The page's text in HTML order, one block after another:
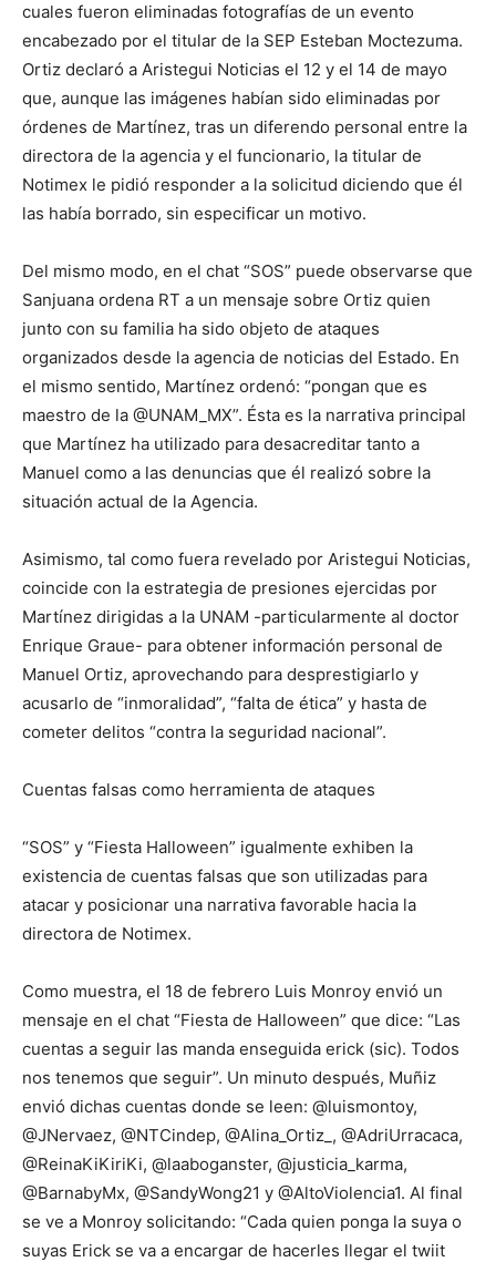
cuales fueron eliminadas fotografías de un evento
encabezado por el titular de la SEP Esteban Moctezuma.
Ortiz declaró a Aristegui Noticias el 12 y el 14 de mayo
que, aunque las imágenes habían sido eliminadas por
órdenes de Martínez, tras un diferendo personal entre la
directora de la agencia y el funcionario, la titular de
Notimex le pidió responder a la solicitud diciendo que él
las había borrado, sin especificar un motivo.
Del mismo modo, en el chat “SOS” puede observarse que
Sanjuana ordena RT a un mensaje sobre Ortiz quien
junto con su familia ha sido objeto de ataques
organizados desde la agencia de noticias del Estado. En
el mismo sentido, Martínez ordenó: “pongan que es
maestro de la @UNAM_MX”. Ésta es la narrativa principal
que Martínez ha utilizado para desacreditar tanto a
Manuel como a las denuncias que él realizó sobre la
situación actual de la Agencia.
Asimismo, tal como fuera revelado por Aristegui Noticias,
coincide con la estrategia de presiones ejercidas por
Martínez dirigidas a la UNAM -particularmente al doctor
Enrique Graue- para obtener información personal de
Manuel Ortiz, aprovechando para desprestigiarlo y
acusarlo de “inmoralidad”, “falta de ética” y hasta de
cometer delitos “contra la seguridad nacional”.
Cuentas falsas como herramienta de ataques
“SOS” y “Fiesta Halloween” igualmente exhiben la
existencia de cuentas falsas que son utilizadas para
atacar y posicionar una narrativa favorable hacia la
directora de Notimex.
Como muestra, el 18 de febrero Luis Monroy envió un
mensaje en el chat “Fiesta de Halloween” que dice: “Las
cuentas a seguir las manda enseguida erick (sic). Todos
nos tenemos que seguir”. Un minuto después, Muñiz
envió dichas cuentas donde se leen: @luismontoy,
@JNervaez, @NTCindep, @Alina_Ortiz_, @AdriUrracaca,
@ReinaKiKiriKi, @laaboganster, @justicia_karma,
@BarnabyMx, @SandyWong21 y @AltoViolencia1. Al final
se ve a Monroy solicitando: “Cada quien ponga la suya o
suyas Erick se va a encargar de hacerles llegar el twiit